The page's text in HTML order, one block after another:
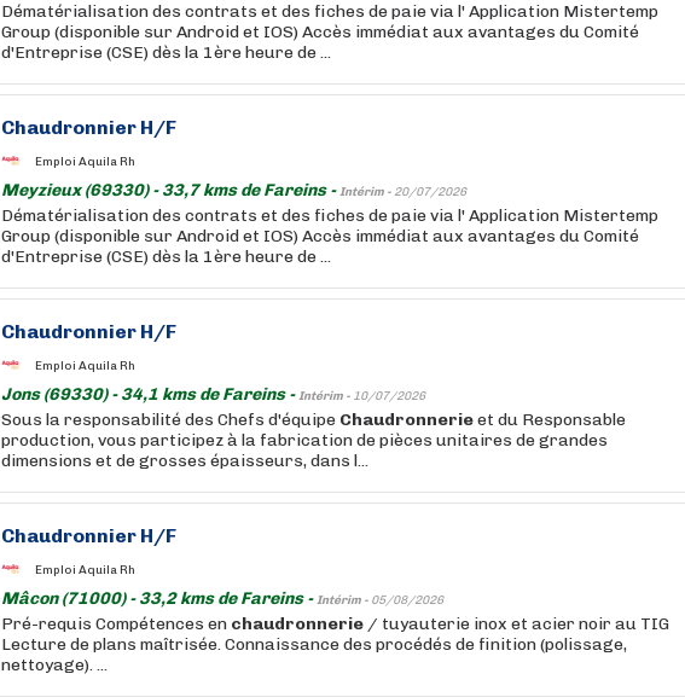
Dématérialisation des contrats et des fiches de paie via l' Application Mistertemp
Group (disponible sur Android et IOS) Accès immédiat aux avantages du Comité
d'Entreprise (CSE) dès la 1ère heure de ...
Chaudronnier H/F
Emploi Aquila Rh
Meyzieux (69330) - 33,7 kms de Fareins -Intérim - 20/07/2026
Dématérialisation des contrats et des fiches de paie via l' Application Mistertemp
Group (disponible sur Android et IOS) Accès immédiat aux avantages du Comité
d'Entreprise (CSE) dès la 1ère heure de ...
Chaudronnier H/F
Emploi Aquila Rh
Jons (69330) - 34,1 kms de Fareins -Intérim - 10/07/2026
Sous la responsabilité des Chefs d'équipe Chaudronnerieet du Responsable
production, vous participez à la fabrication de pièces unitaires de grandes
dimensions et de grosses épaisseurs, dans l...
Chaudronnier H/F
Emploi Aquila Rh
Mâcon (71000) - 33,2 kms de Fareins -Intérim - 05/08/2026
Pré-requis Compétences en chaudronnerie / tuyauterie inox et acier noir au TIG
Lecture de plans maîtrisée. Connaissance des procédés de finition (polissage,
nettoyage). ...